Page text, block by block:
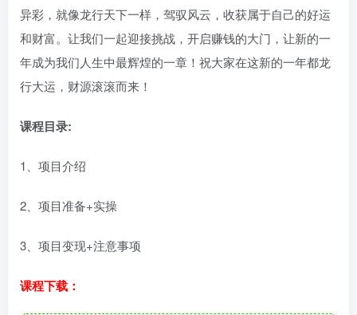
异彩，就像龙行天下一样，驾驭风云，收获属于自己的好运
和财富。让我们一起迎接挑战，开启赚钱的大门，让新的一
年成为我们人生中最辉煌的一章！祝大家在这新的一年都龙
行大运，财源滚滚而来！
课程目录:
1、项目介绍
2、项目准备+实操
3、项目变现+注意事项
课程下载：